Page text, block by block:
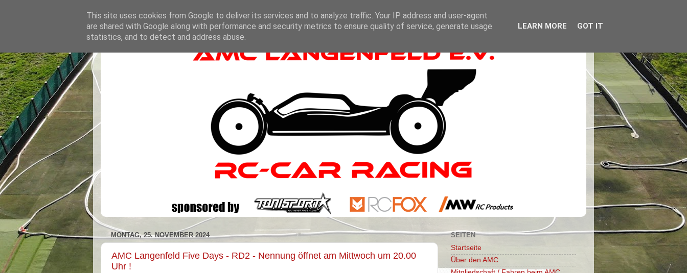
MONTAG, 25. NOVEMBER 2024
AMC Langenfeld Five Days - RD2 - Nennung öffnet am Mittwoch um 20.00
Uhr !
SEITEN
Startseite
Über den AMC
This site uses cookies from Google to deliver its services and to analyze traffic. Your IP address and user-agent
are shared with Google along with performance and security metrics to ensure quality of service, generate usage
statistics, and to detect and address abuse.
LEARN MORE GOT IT